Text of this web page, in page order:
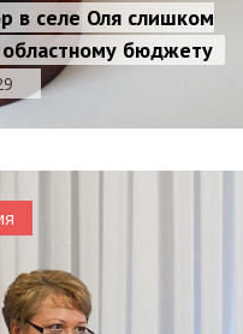
в селе Оля слишком
бюджету